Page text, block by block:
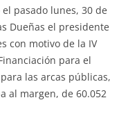
pasado lunes, 30 de
Dueñas el presidente
con motivo de la IV
para el
las arcas públicas,
al margen, de 60.052